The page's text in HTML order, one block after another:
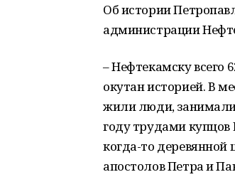
Об истории
администрации
– Нефтекамску всего
окутан историей. В
жили люди,
году трудами купцов
когда-то деревянной
апостолов Петра и